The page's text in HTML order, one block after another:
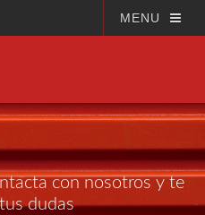
MENU
con nosotros y te
dudas